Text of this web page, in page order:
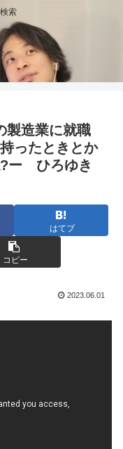
索
製造業に就職
ったときとか
?ー ひろゆき
はてブ
コピー
2023.06.01